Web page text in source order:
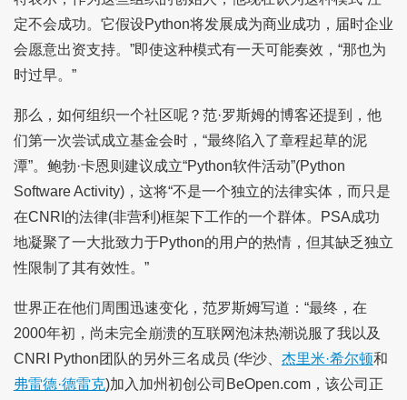
定不会成功。它假设Python将发展成为商业成功，届时企业
会愿意出资支持。”即使这种模式有一天可能奏效，“那也为
时过早。”
那么，如何组织一个社区呢？范·罗斯姆的博客还提到，他
们第一次尝试成立基金会时，“最终陷入了章程起草的泥
潭”。鲍勃·卡恩则建议成立“Python软件活动”(Python
Software Activity)，这将“不是一个独立的法律实体，而只是
在CNRI的法律(非营利)框架下工作的一个群体。PSA成功
地凝聚了一大批致力于Python的用户的热情，但其缺乏独立
性限制了其有效性。”
世界正在他们周围迅速变化，范罗斯姆写道：“最终，在
2000年初，尚未完全崩溃的互联网泡沫热潮说服了我以及
CNRI Python团队的另外三名成员 (华沙、 杰里米·希尔顿和
弗雷德·德雷克)加入加州初创公司BeOpen.com，该公司正